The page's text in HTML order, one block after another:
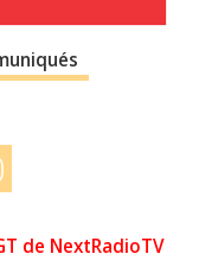
de NextRadioTV